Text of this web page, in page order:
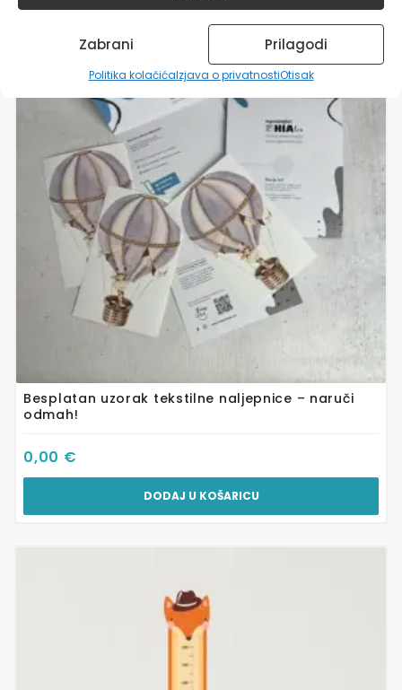
Zabrani Prilagodi
Politika kolačićaIzjava o privatnostiOtisak
Besplatan uzorak tekstilne naljepnice – naruči
odmah!
0,00 €
DODAJ U KOŠARICU